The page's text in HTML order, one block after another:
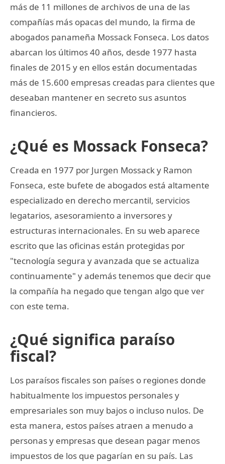
más de 11 millones de archivos de una de las
compañías más opacas del mundo, la firma de
abogados panameña Mossack Fonseca. Los datos
abarcan los últimos 40 años, desde 1977 hasta
finales de 2015 y en ellos están documentadas
más de 15.600 empresas creadas para clientes que
deseaban mantener en secreto sus asuntos
financieros.
¿Qué es Mossack Fonseca?
Creada en 1977 por Jurgen Mossack y Ramon
Fonseca, este bufete de abogados está altamente
especializado en derecho mercantil, servicios
legatarios, asesoramiento a inversores y
estructuras internacionales. En su web aparece
escrito que las oficinas están protegidas por
"tecnología segura y avanzada que se actualiza
continuamente" y además tenemos que decir que
la compañía ha negado que tengan algo que ver
con este tema.
¿Qué significa paraíso
fiscal?
Los paraísos fiscales son países o regiones donde
habitualmente los impuestos personales y
empresariales son muy bajos o incluso nulos. De
esta manera, estos países atraen a menudo a
personas y empresas que desean pagar menos
impuestos de los que pagarían en su país. Las